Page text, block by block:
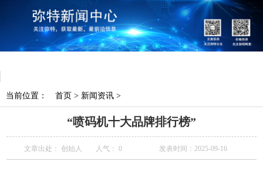
当前位置： 首页 > 新闻资讯 >
“喷码机十大品牌排行榜”
文章出处： 创始人 人气： 0 发表时间：2025-09-16